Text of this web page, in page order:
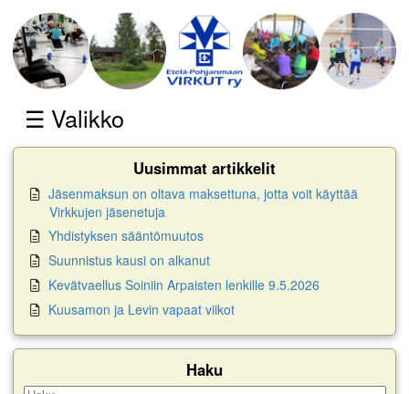
☰ Valikko
Jäsenmaksun on oltava maksettuna, jotta voit käyttää
Virkkujen jäsenetuja
Yhdistyksen sääntömuutos
Suunnistus kausi on alkanut
Kevätvaellus Soiniin Arpaisten lenkille 9.5.2026
Kuusamon ja Levin vapaat viikot
Haku